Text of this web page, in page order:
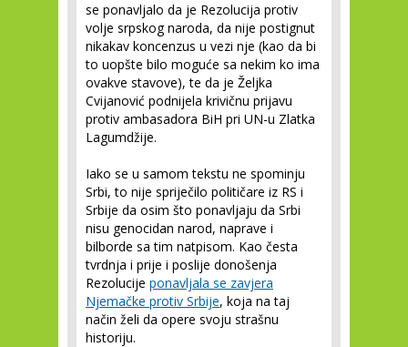
se ponavljalo da je Rezolucija protiv
volje srpskog naroda, da nije postignut
nikakav koncenzus u vezi nje (kao da bi
to uopšte bilo moguće sa nekim ko ima
ovakve stavove), te da je Željka
Cvijanović podnijela krivičnu prijavu
protiv ambasadora BiH pri UN-u Zlatka
Lagumdžije.
Iako se u samom tekstu ne spominju
Srbi, to nije spriječilo političare iz RS i
Srbije da osim što ponavljaju da Srbi
nisu genocidan narod, naprave i
bilborde sa tim natpisom. Kao česta
tvrdnja i prije i poslije donošenja
Rezolucije ponavljala se zavjera
Njemačke protiv Srbije, koja na taj
način želi da opere svoju strašnu
historiju.